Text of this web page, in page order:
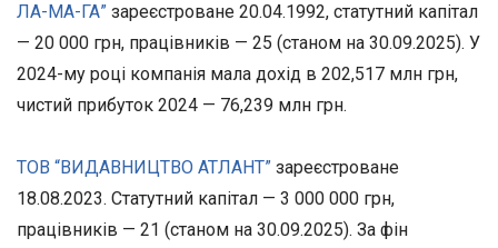
ЛА-МА-ГА” зареєстроване 20.04.1992, статутний капітал
— 20 000 грн, працівників — 25 (станом на 30.09.2025). У
2024-му році компанія мала дохід в 202,517 млн грн,
чистий прибуток 2024 — 76,239 млн грн.
ТОВ “ВИДАВНИЦТВО АТЛАНТ” зареєстроване
18.08.2023. Статутний капітал — 3 000 000 грн,
працівників — 21 (станом на 30.09.2025). За фін